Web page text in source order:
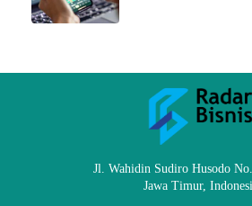
Jl. Wahidin Sudiro Husodo
Jawa Timur,